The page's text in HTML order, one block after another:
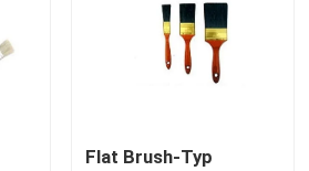
Flat Brush-Typ